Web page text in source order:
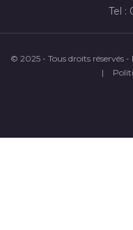
Tel :
© 2025 - Tous droits réservés -
|